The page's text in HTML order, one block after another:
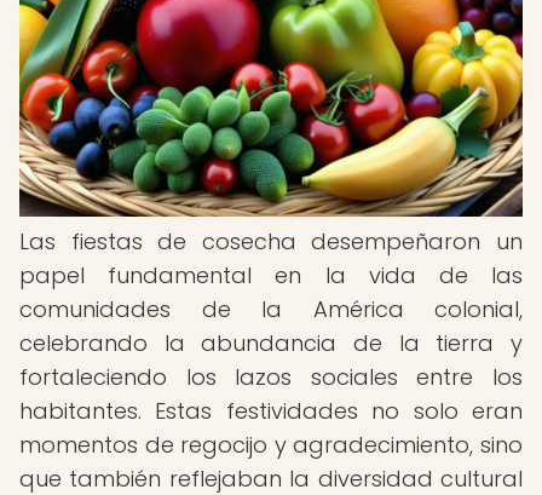
Las fiestas de cosecha desempeñaron un
papel fundamental en la vida de las
comunidades de la América colonial,
celebrando la abundancia de la tierra y
fortaleciendo los lazos sociales entre los
habitantes. Estas festividades no solo eran
momentos de regocijo y agradecimiento, sino
que también reflejaban la diversidad cultural